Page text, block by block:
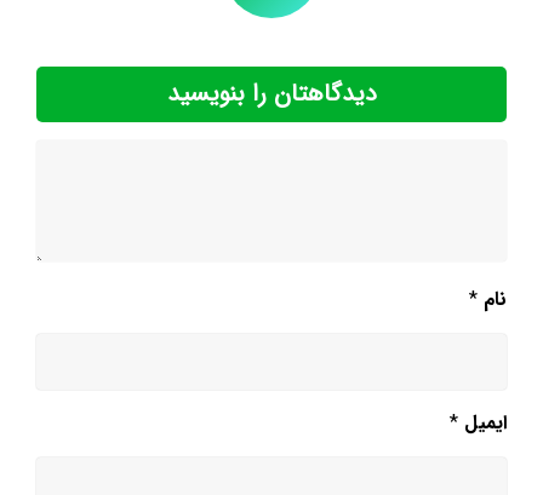
دیدگاهتان را بنویسید
نام *
ایمیل *